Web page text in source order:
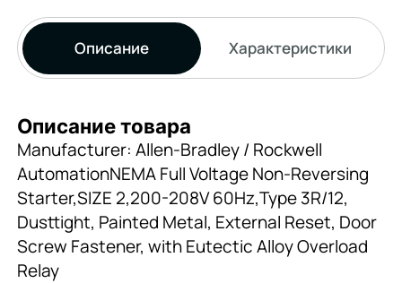
Описание Характеристики
Описание товара
Manufacturer: Allen-Bradley / Rockwell
AutomationNEMA Full Voltage Non-Reversing
Starter,SIZE 2,200-208V 60Hz,Type 3R/12,
Dusttight, Painted Metal, External Reset, Door
Screw Fastener, with Eutectic Alloy Overload
Relay